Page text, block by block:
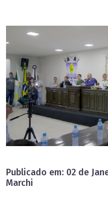
Publicado em: 02 de
Marchi